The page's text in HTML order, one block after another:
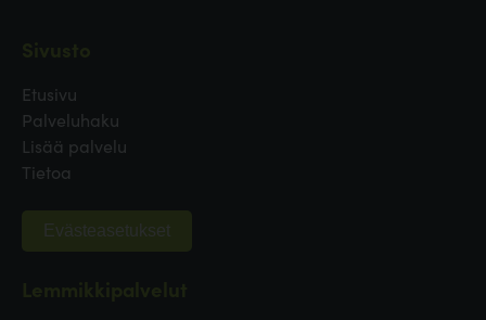
Etusivu
Palveluhaku
Lisää palvelu
Tietoa
Evästeasetukset